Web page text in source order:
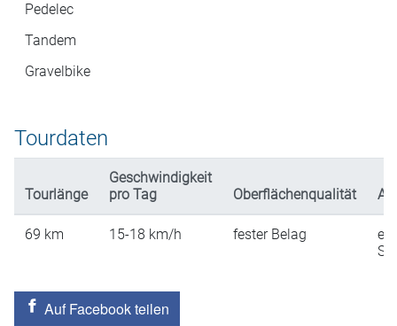
Pedelec
Tandem
Gravelbike
Tourdaten
Tourlänge
Geschwindigkeit
pro Tag
Oberflächenqualität
69 km 15-18 km/h fester Belag
Auf Facebook teilen